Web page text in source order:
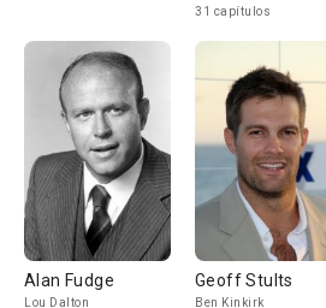
31 capítulos
Alan Fudge
Lou Dalton
Geoff Stults
Ben Kinkirk